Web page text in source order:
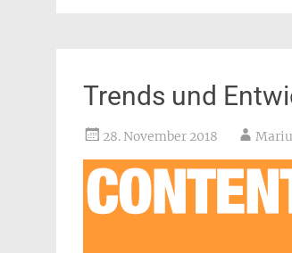
Trends und
28. November 2018